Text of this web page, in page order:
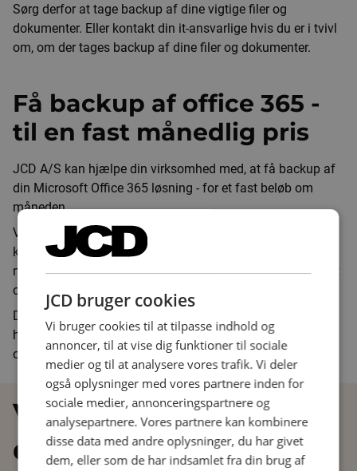
Sørg derfor at tage backup af dine vigtige filer og
dokumenter. Eller kontakt din it-ansvarlige hvis du er i tvivl
om, om der tages backup af dine filer og dokumenter.
Få backup af office 365 -
til en fast månedlig pris
JCD A/S kan hjælpe din virksomhed med, at få backup af
din Microsoft Office 365 løsning - for et fast beløb om
måneden.
Vi har 30 års erfaring med it-infrastruktur og backup, og
kender alt til hvor vigtigt det er at have et stabilt og sikkert
miljø for dine medarbejders filer og dokumenter - også i dit
cloud-miljø.
Du kan læse meget mere om
hvad vi kan gøre, for at sikre dig optimal sikkerhed af filer
og vigtig data.
Vil du høre mere om
dine IT-muligheder?
JCD bruger cookies
Vi bruger cookies til at tilpasse indhold og
annoncer, til at vise dig funktioner til sociale
medier og til at analysere vores trafik. Vi deler
også oplysninger med vores partnere inden for
sociale medier, annonceringspartnere og
analysepartnere. Vores partnere kan kombinere
disse data med andre oplysninger, du har givet
dem, eller som de har indsamlet fra din brug af